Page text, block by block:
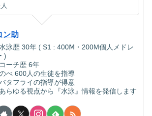
ン助
泳歴 30年 ( S1 : 400Ⅿ・200M個人メドレ
)
ーチ歴 6年
べ 600人の生徒を指導
タフライの指導が得意
らゆる視点から『水泳』情報を発信します